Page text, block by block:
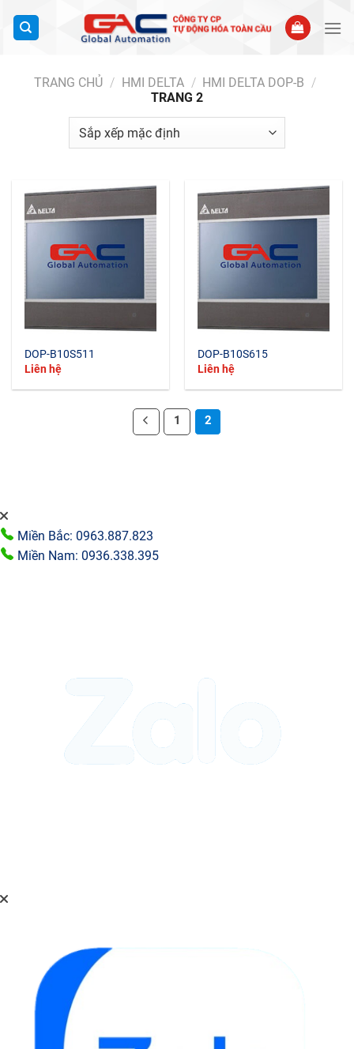
qua
TRANG CHỦ / HMI DELTA / HMI DELTA DOP-B /
TRANG 2
DOP-B10S511
Liên hệ
DOP-B10S615
Liên hệ
1 2
Miền Bắc: 0963.887.823
Miền Nam: 0936.338.395